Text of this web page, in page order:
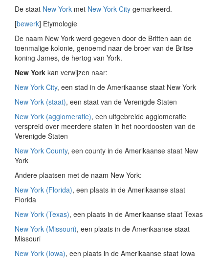
De staat New York met New York City gemarkeerd.
[bewerk] Etymologie
De naam New York werd gegeven door de Britten aan de
toenmalige kolonie, genoemd naar de broer van de Britse
koning James, de hertog van York.
New York kan verwijzen naar:
New York City, een stad in de Amerikaanse staat New York
New York (staat), een staat van de Verenigde Staten
New York (agglomeratie), een uitgebreide agglomeratie
verspreid over meerdere staten in het noordoosten van de
Verenigde Staten
New York County, een county in de Amerikaanse staat New
York
Andere plaatsen met de naam New York:
New York (Florida), een plaats in de Amerikaanse staat
Florida
New York (Texas), een plaats in de Amerikaanse staat Texas
New York (Missouri), een plaats in de Amerikaanse staat
Missouri
New York (Iowa), een plaats in de Amerikaanse staat Iowa